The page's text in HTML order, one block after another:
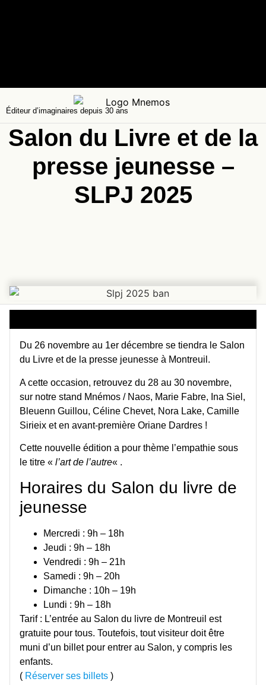
Éditeur d’imaginaires depuis 30 ans
Salon du Livre et de la
presse jeunesse –
SLPJ 2025
Du 26 novembre au 1er décembre se tiendra le Salon
du Livre et de la presse jeunesse à Montreuil.
A cette occasion, retrouvez du 28 au 30 novembre,
sur notre stand Mnémos / Naos, Marie Fabre, Ina Siel,
Bleuenn Guillou, Céline Chevet, Nora Lake, Camille
Sirieix et en avant-première Oriane Dardres !
Cette nouvelle édition a pour thème l’empathie sous
le titre « l’art de l’autre« .
Horaires du Salon du livre de
jeunesse
Mercredi : 9h – 18h
Jeudi : 9h – 18h
Vendredi : 9h – 21h
Samedi : 9h – 20h
Dimanche : 10h – 19h
Lundi : 9h – 18h
Tarif : L’entrée au Salon du livre de Montreuil est
gratuite pour tous. Toutefois, tout visiteur doit être
muni d’un billet pour entrer au Salon, y compris les
enfants.
( Réserver ses billets )